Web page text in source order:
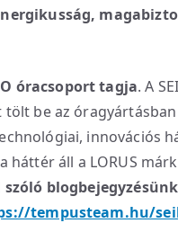
óracsoport tagja. A
be az óragyártásban
innovációs
háttér áll a LORUS
szóló
tempusteam.hu/